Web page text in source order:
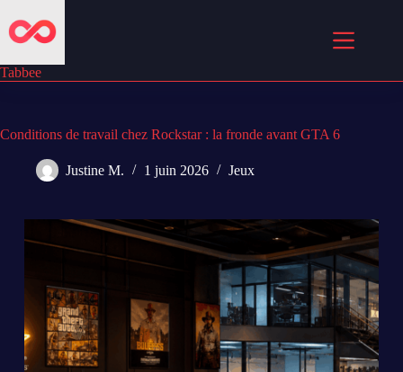
au
contenu
Tabbee
Conditions de travail chez Rockstar : la fronde avant GTA 6
Justine M. 1 juin 2026 Jeux